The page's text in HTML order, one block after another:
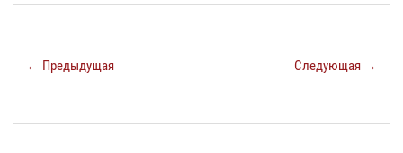
← Предыдущая Следующая →